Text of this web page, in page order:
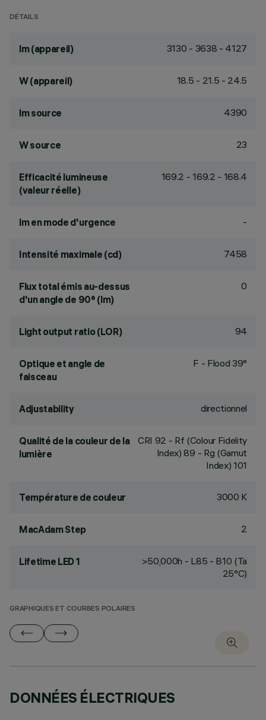
DÉTAILS
lm (appareil) 3130 - 3638 - 4127
W (appareil) 18.5 - 21.5 - 24.5
lm source 4390
W source 23
Efficacité lumineuse
(valeur réelle)
169.2 - 169.2 - 168.4
lm en mode d'urgence -
Intensité maximale (cd) 7458
Flux total émis au-dessus
d'un angle de 90° (lm)
0
Light output ratio (LOR) 94
Optique et angle de
faisceau
F - Flood 39°
Adjustability directionnel
Qualité de la couleur de la
lumière
CRI 92 - Rf (Colour Fidelity
Index) 89 - Rg (Gamut
Index) 101
Température de couleur 3000 K
MacAdam Step 2
Lifetime LED 1
>50,000h - L85 - B10 (Ta
25°C)
GRAPHIQUES ET COURBES POLAIRES
DONNÉES ÉLECTRIQUES